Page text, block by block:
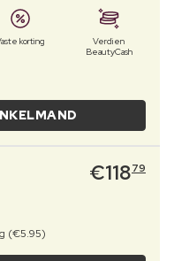
korting
Verdien
BeautyCash
€11879
(€5.95)